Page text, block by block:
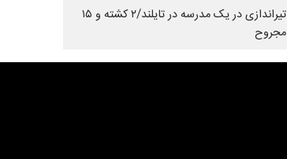
تیراندازی در یک مدرسه در تایلند/۲ کشته و ۱۵
مجروح